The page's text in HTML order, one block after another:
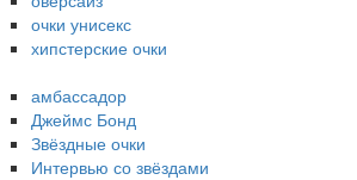
очки унисекс
хипстерские очки
амбассадор
Джеймс Бонд
Звёздные очки
Интервью со звёздами